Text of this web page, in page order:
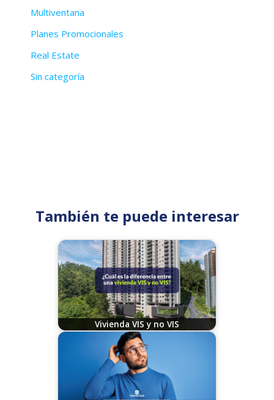
Multiventana
Planes Promocionales
Real Estate
Sin categoría
También te puede interesar
Vivienda VIS y no VIS
11/14/2023